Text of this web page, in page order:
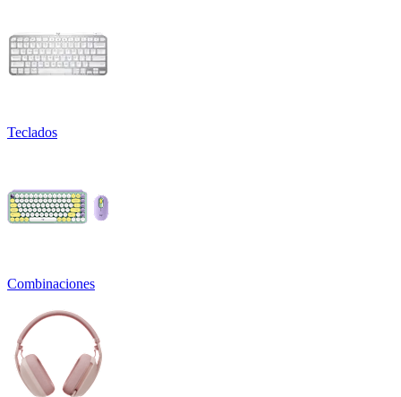
Teclados
Combinaciones